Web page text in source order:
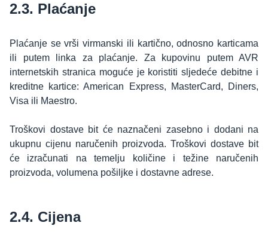
2.3. Plaćanje
Plaćanje se vrši virmanski ili kartično, odnosno karticama
ili putem linka za plaćanje. Za kupovinu putem AVR
internetskih stranica moguće je koristiti sljedeće debitne i
kreditne kartice: American Express, MasterCard, Diners,
Visa ili Maestro.
Troškovi dostave bit će naznačeni zasebno i dodani na
ukupnu cijenu naručenih proizvoda. Troškovi dostave bit
će izračunati na temelju količine i težine naručenih
proizvoda, volumena pošiljke i dostavne adrese.
2.4. Cijena